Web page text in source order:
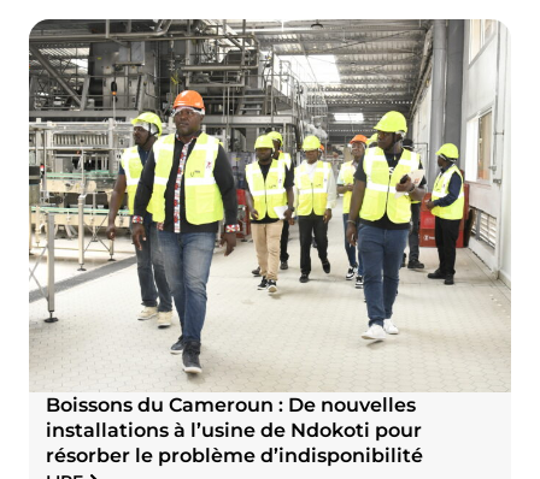
Boissons du Cameroun : De nouvelles
installations à l’usine de Ndokoti pour
résorber le problème d’indisponibilité